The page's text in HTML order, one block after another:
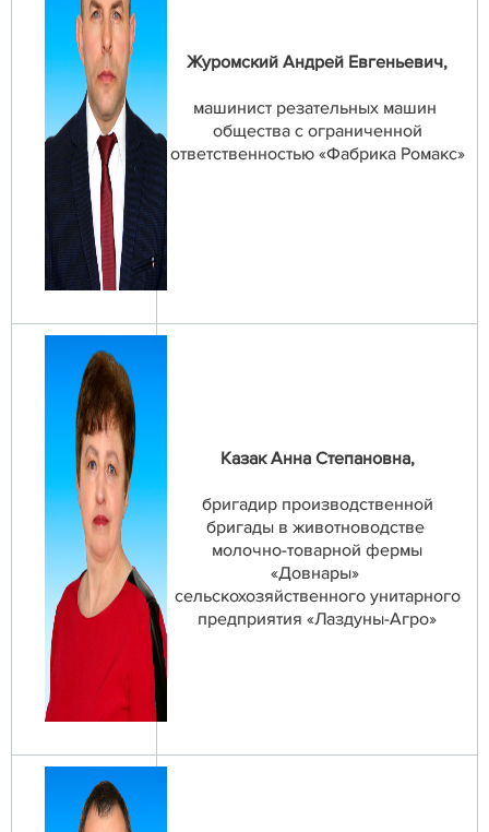
Журомский Андрей Евгеньевич,
машинист резательных машин
общества с ограниченной
ответственностью «Фабрика Ромакс»
Казак Анна Степановна,
бригадир производственной
бригады в животноводстве
молочно-товарной фермы
«Довнары»
сельскохозяйственного унитарного
предприятия «Лаздуны-Агро»